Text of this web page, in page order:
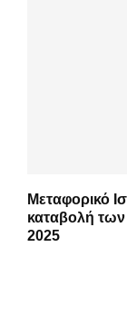
Μεταφορικό
καταβολή των
2025